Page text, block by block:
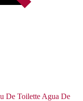
De Toilette Agua De